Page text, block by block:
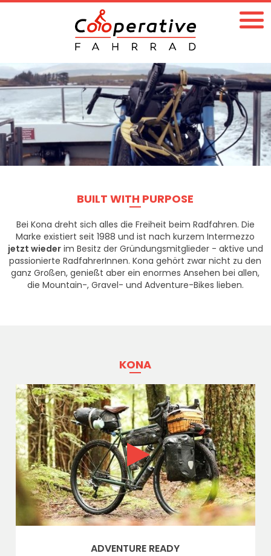
BUILT WITH PURPOSE
Bei Kona dreht sich alles die Freiheit beim Radfahren. Die
Marke existiert seit 1988 und ist nach kurzem Intermezzo
jetzt wiederim Besitz der Gründungsmitglieder - aktive und
passionierte RadfahrerInnen. Kona gehört zwar nicht zu den
ganz Großen, genießt aber ein enormes Ansehen bei allen,
die Mountain-, Gravel- und Adventure-Bikes lieben.
KONA
ADVENTURE READY